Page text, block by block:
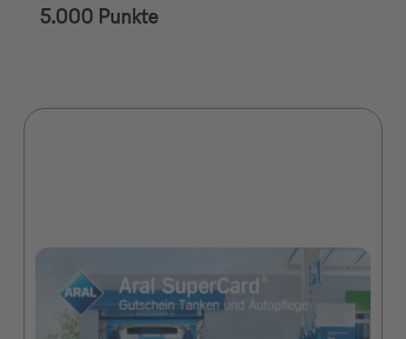
5.000 Punkte